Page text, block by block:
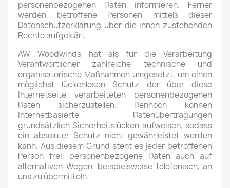
personenbezogenen Daten informieren. Ferner
werden betroffene Personen mittels dieser
Datenschutzerklärung über die ihnen zustehenden
Rechte aufgeklärt.
AW Woodwinds hat als für die Verarbeitung
Verantwortlicher zahlreiche technische und
organisatorische Maßnahmen umgesetzt, um einen
möglichst lückenlosen Schutz der über diese
Internetseite verarbeiteten personenbezogenen
Daten sicherzustellen. Dennoch können
Internetbasierte Datenübertragungen
grundsätzlich Sicherheitslücken aufweisen, sodass
ein absoluter Schutz nicht gewährleistet werden
kann. Aus diesem Grund steht es jeder betroffenen
Person frei, personenbezogene Daten auch auf
alternativen Wegen, beispielsweise telefonisch, an
uns zu übermitteln.